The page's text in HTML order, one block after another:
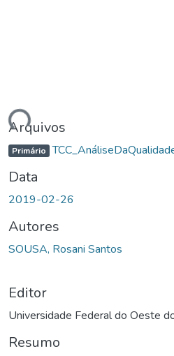
Arquivos
Primário
Data
2019-02-26
Autores
SOUSA, Rosani Santos
Editor
Universidade Federal do Oeste
Resumo